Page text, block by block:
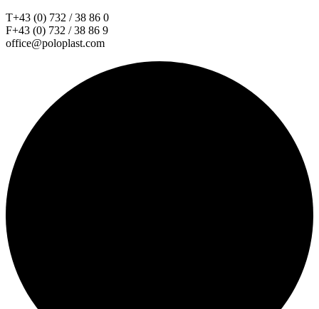
T+43 (0) 732 / 38 86 0
F+43 (0) 732 / 38 86 9
office@poloplast.com